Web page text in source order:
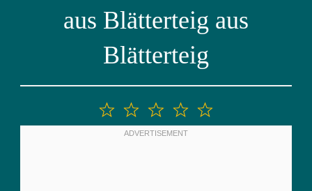
aus Blätterteig aus
Blätterteig
5
4
Sterne
3
Sterne
2
Sterne
1
Stern